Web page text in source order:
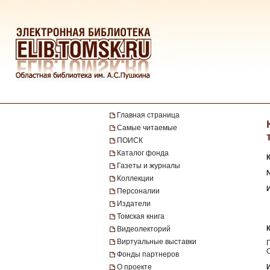
Главная страница
Самые читаемые
ПОИСК
Каталог фонда
Газеты и журналы
Коллекции
Персоналии
Издатели
Томская книга
Видеолекторий
Виртуальные выставки
Фонды партнеров
О проекте